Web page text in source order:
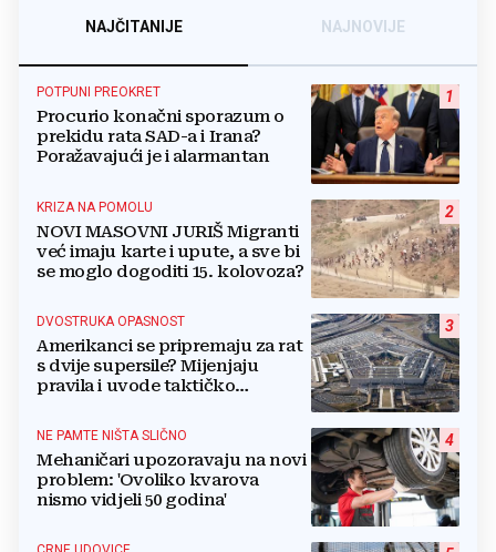
NAJČITANIJE NAJNOVIJE
1
POTPUNI PREOKRET
Procurio konačni sporazum o
prekidu rata SAD-a i Irana?
Poražavajući je i alarmantan
2
KRIZA NA POMOLU
NOVI MASOVNI JURIŠ Migranti
već imaju karte i upute, a sve bi
se moglo dogoditi 15. kolovoza?
3
DVOSTRUKA OPASNOST
Amerikanci se pripremaju za rat
s dvije supersile? Mijenjaju
pravila i uvode taktičko
4
NE PAMTE NIŠTA SLIČNO
Mehaničari upozoravaju na novi
problem: 'Ovoliko kvarova
nismo vidjeli 50 godina'